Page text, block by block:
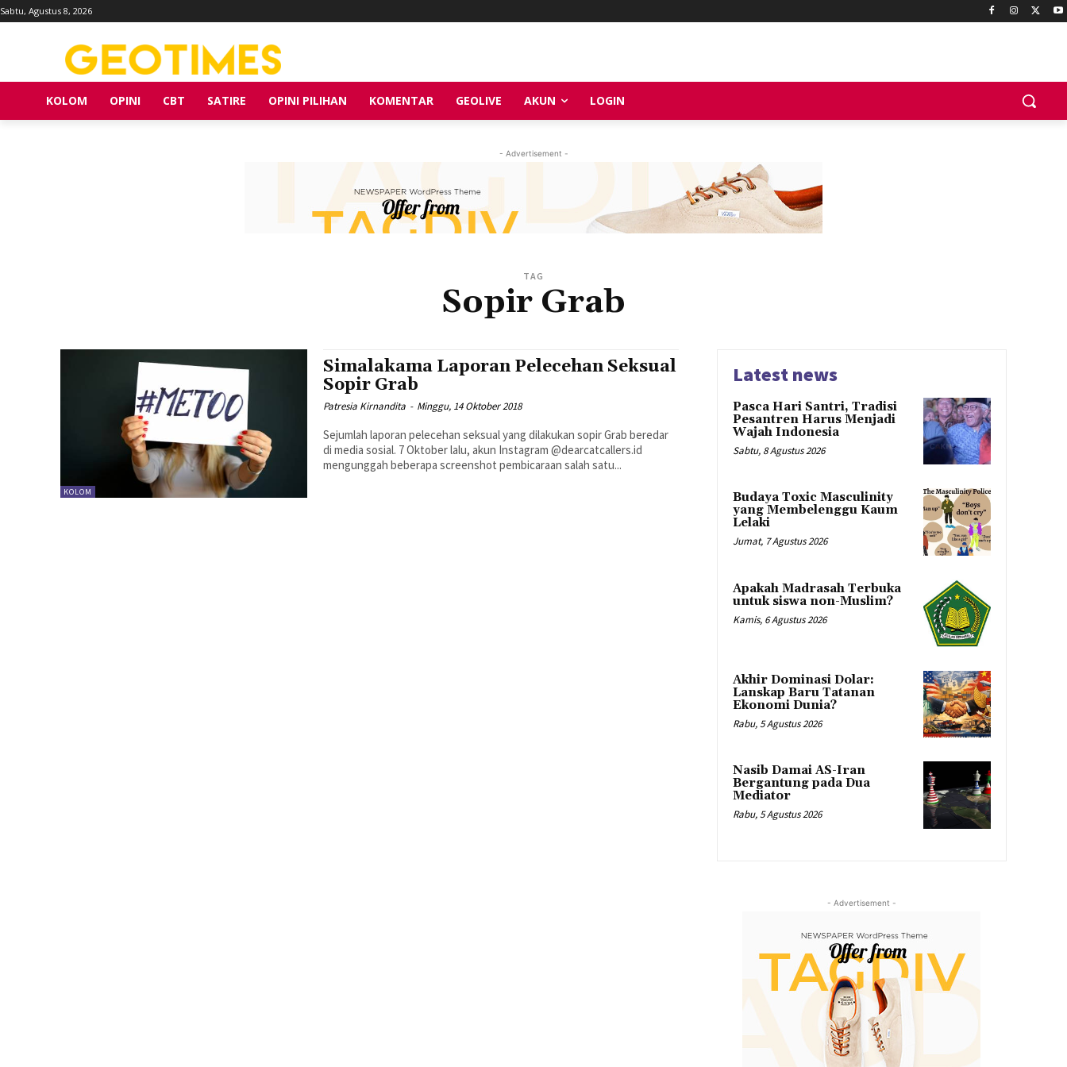
Sabtu, Agustus 8, 2026
KOLOM OPINI CBT SATIRE OPINI PILIHAN KOMENTAR GEOLIVE AKUN LOGIN
- Advertisement -
TAG
Sopir Grab
KOLOM
Simalakama Laporan Pelecehan Seksual
Sopir Grab
Patresia Kirnandita - Minggu, 14 Oktober 2018
Sejumlah laporan pelecehan seksual yang dilakukan sopir Grab beredar
di media sosial. 7 Oktober lalu, akun Instagram @dearcatcallers.id
mengunggah beberapa screenshot pembicaraan salah satu...
Latest news
Pasca Hari Santri, Tradisi
Pesantren Harus Menjadi
Wajah Indonesia
Sabtu, 8 Agustus 2026
Budaya Toxic Masculinity
yang Membelenggu Kaum
Lelaki
Jumat, 7 Agustus 2026
Apakah Madrasah Terbuka
untuk siswa non-Muslim?
Kamis, 6 Agustus 2026
Akhir Dominasi Dolar:
Lanskap Baru Tatanan
Ekonomi Dunia?
Rabu, 5 Agustus 2026
Nasib Damai AS-Iran
Bergantung pada Dua
Mediator
Rabu, 5 Agustus 2026
- Advertisement -